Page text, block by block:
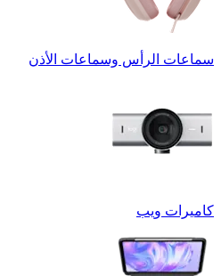
سماعات الرأس وسماعات الأذن
كاميرات ويب